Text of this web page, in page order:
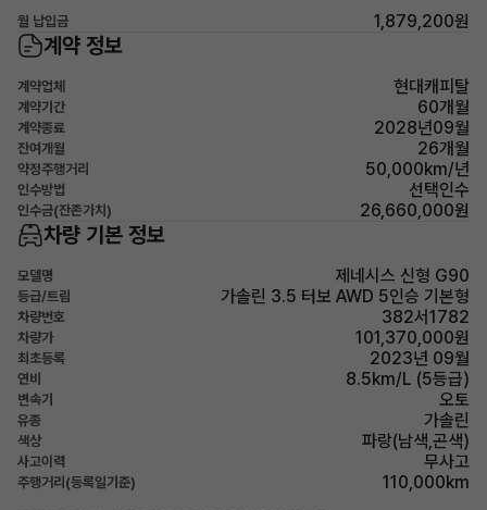
월 납입금 1,879,200원
계약 정보
계약업체 현대캐피탈
계약기간 60개월
계약종료 2028년09월
잔여개월 26개월
약정주행거리 50,000km/년
인수방법 선택인수
인수금(잔존가치) 26,660,000원
차량 기본 정보
모델명 제네시스 신형 G90
등급/트림 가솔린 3.5 터보 AWD 5인승 기본형
차량번호 382서1782
차량가 101,370,000원
최초등록 2023년 09월
연비 8.5km/L (5등급)
변속기 오토
유종 가솔린
색상 파랑(남색,곤색)
사고이력 무사고
주행거리(등록일기준) 110,000km